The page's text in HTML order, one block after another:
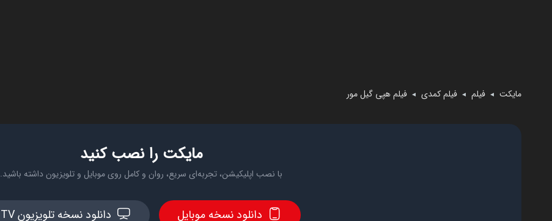
مایکت ◄ فیلم ◄ فیلم کمدی ◄ فیلم هپی گیل مور
مایکت را نصب کنید
با نصب اپلیکیشن، تجربه‌ای سریع، روان و کامل روی موبایل و تلویزیون داشته باشید.
دانلود نسخه موبایل دانلود نسخه تلویزیون TV